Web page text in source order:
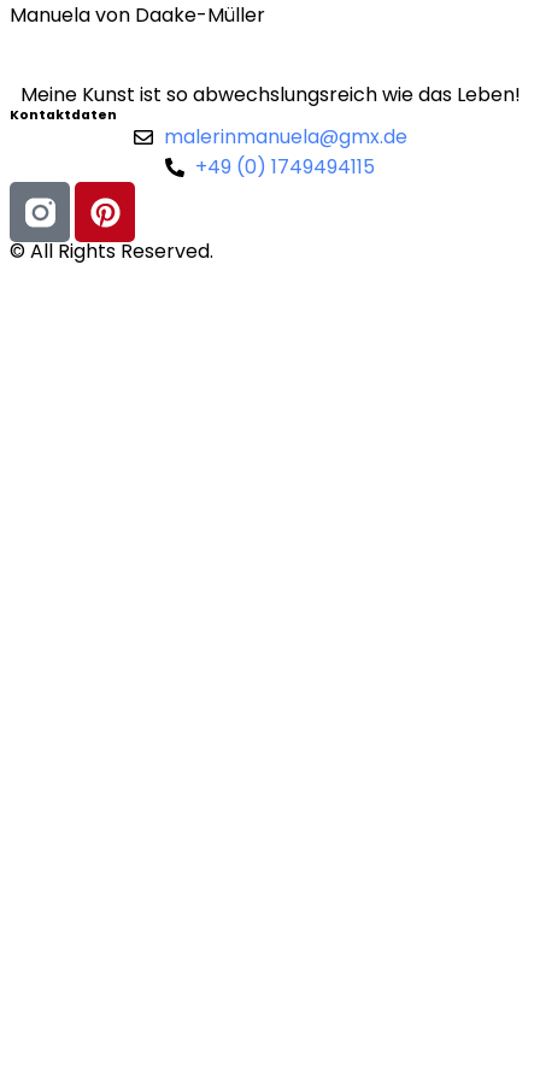
Manuela von Daake-Müller
Meine Kunst ist so abwechslungsreich wie das Leben!
Kontaktdaten
malerinmanuela@gmx.de
+49 (0) 1749494115
© All Rights Reserved.